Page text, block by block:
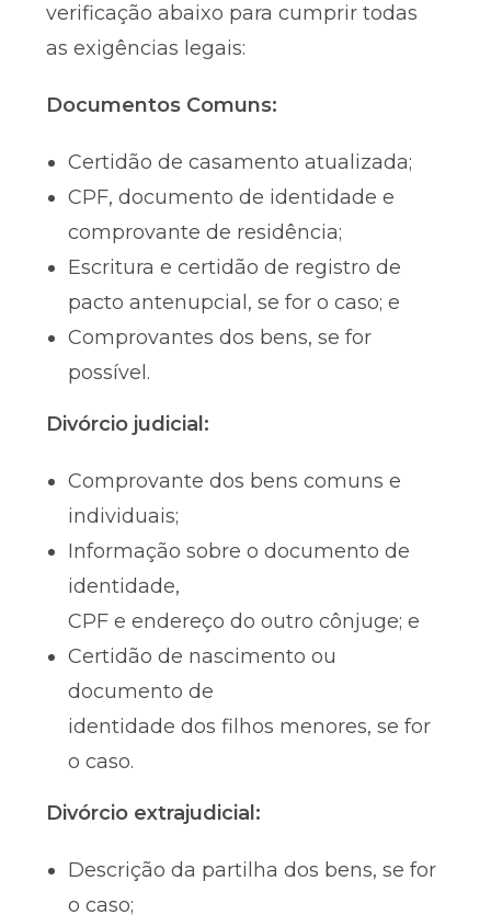
verificação abaixo para cumprir todas
as exigências legais:
Documentos Comuns:
Certidão de casamento atualizada;
CPF, documento de identidade e
comprovante de residência;
Escritura e certidão de registro de
pacto antenupcial, se for o caso; e
Comprovantes dos bens, se for
possível.
Divórcio judicial:
Comprovante dos bens comuns e
individuais;
Informação sobre o documento de
identidade,
CPF e endereço do outro cônjuge; e
Certidão de nascimento ou
documento de
identidade dos filhos menores, se for
o caso.
Divórcio extrajudicial:
Descrição da partilha dos bens, se for
o caso;